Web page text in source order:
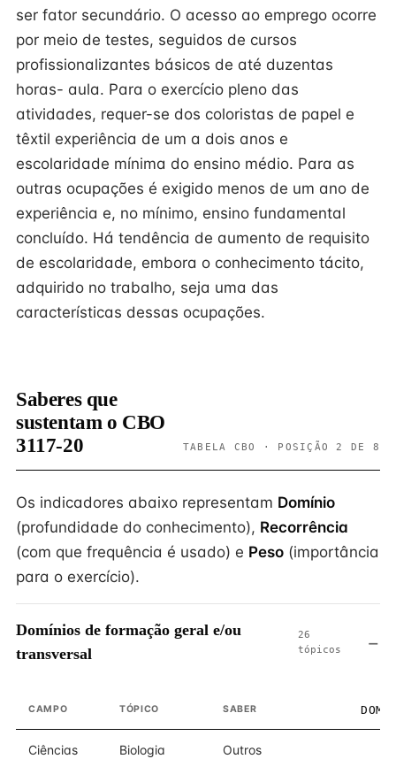
ser fator secundário. O acesso ao emprego ocorre
por meio de testes, seguidos de cursos
profissionalizantes básicos de até duzentas
horas- aula. Para o exercício pleno das
atividades, requer-se dos coloristas de papel e
têxtil experiência de um a dois anos e
escolaridade mínima do ensino médio. Para as
outras ocupações é exigido menos de um ano de
experiência e, no mínimo, ensino fundamental
concluído. Há tendência de aumento de requisito
de escolaridade, embora o conhecimento tácito,
adquirido no trabalho, seja uma das
características dessas ocupações.
Saberes que
sustentam o CBO
3117-20
TABELA CBO · POSIÇÃO 2 DE 8
Os indicadores abaixo representam Domínio
(profundidade do conhecimento), Recorrência
(com que frequência é usado) e Peso (importância
para o exercício).
Domínios de formação geral e/ou
transversal
26
tópicos
CAMPO TÓPICO SABER
Ciências
Biologia
Outros